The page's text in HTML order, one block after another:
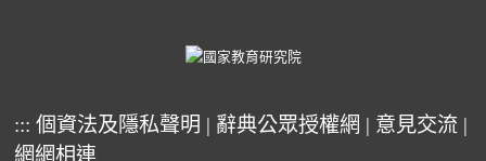
::: 個資法及隱私聲明 | 辭典公眾授權網 | 意見交流 |
網網相連